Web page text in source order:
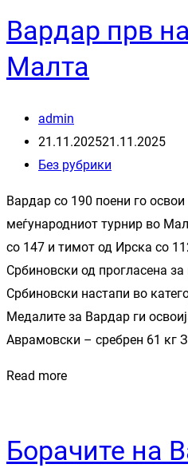
Вардар прв
Малта
admin
21.11.202521.11.2025
Без рубрики
Вардар со 190 поени го
меѓународниот турнир во
со 147 и тимот од Ирска со
Србиновски од прогласена за
Србиновски настапи во
Медалите за Вардар ги
Аврамовски – сребрен 61 кг
Read more
Борачите на